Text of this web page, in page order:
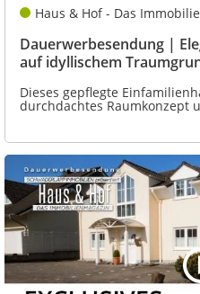
Haus & Hof - Das
Dauerwerbesendung |
auf idyllischem
Dieses gepflegte
durchdachtes Raumkonzept